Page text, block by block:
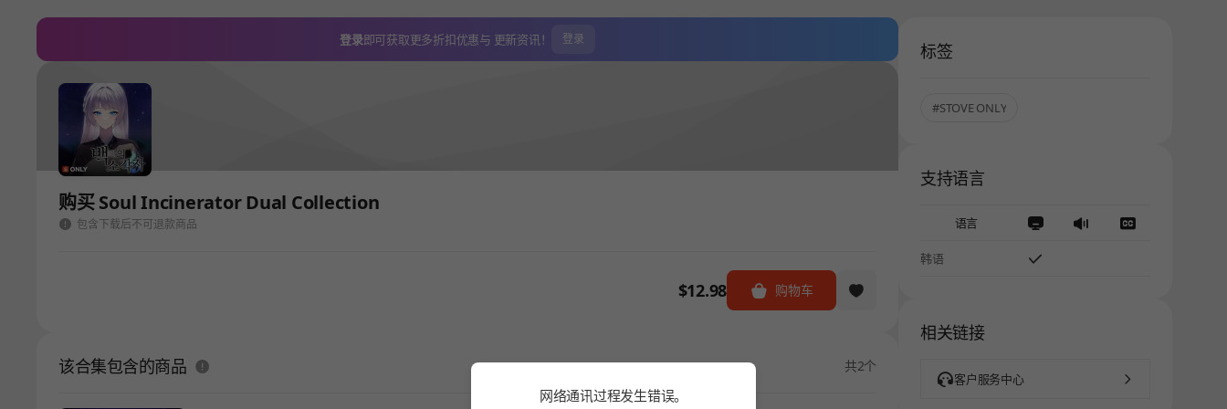
登录即可获取更多折扣优惠与 更新资讯！ 登录
购买 Soul Incinerator Dual Collection
包含下载后不可退款商品
$12.98 购物车
该合集包含的商品 共2个
标签
#STOVE ONLY
支持语言
语言
韩语
相关链接
客户服务中心
网络通讯过程发生错误。